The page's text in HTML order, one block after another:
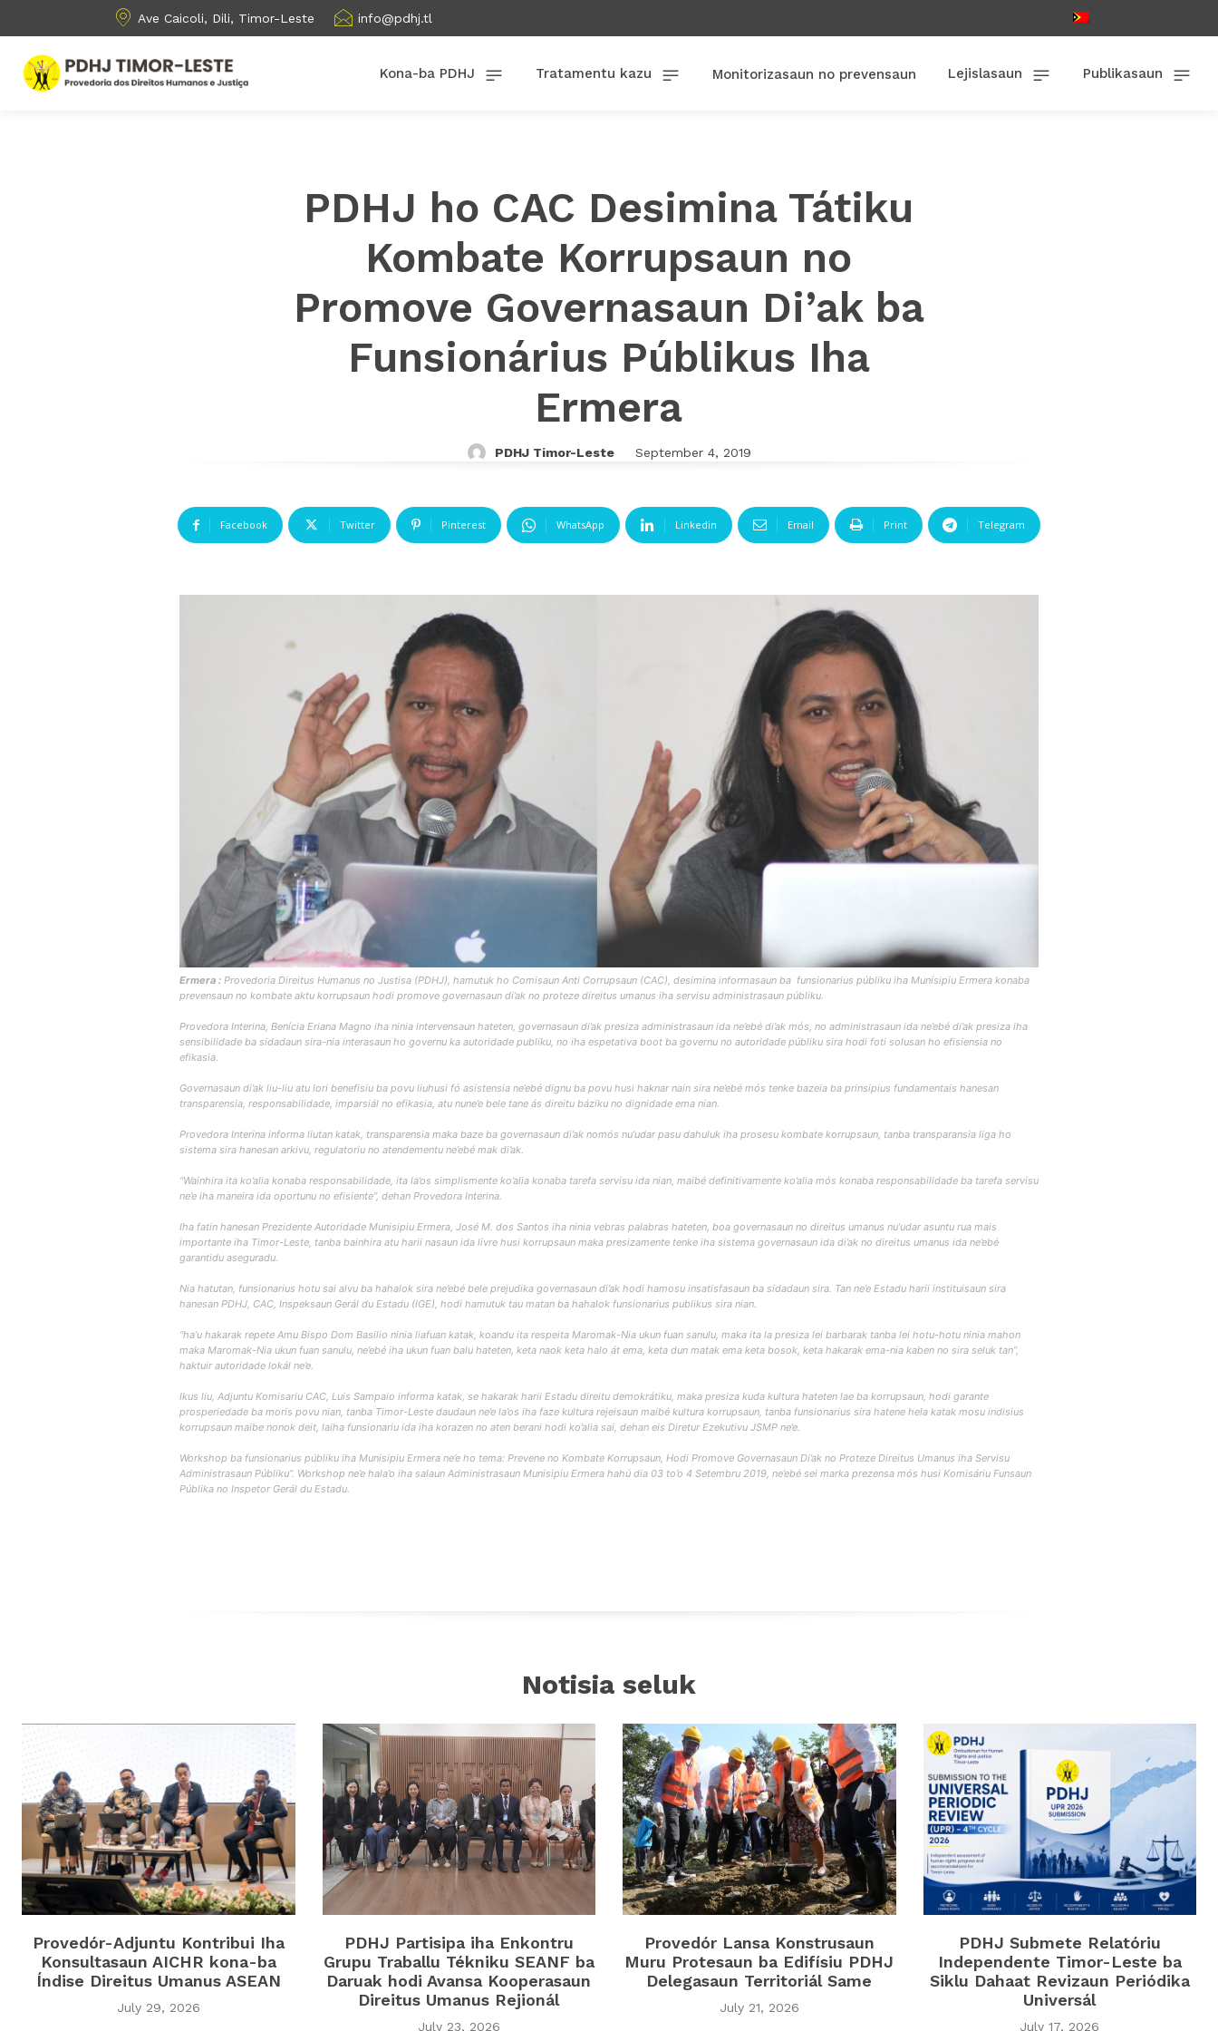
Ave Caicoli, Dili, Timor-Leste info@pdhj.tl
Kona-ba PDHJ Tratamentu kazu Monitorizasaun no prevensaun Lejislasaun Publikasaun
PDHJ ho CAC Desimina Tátiku
Kombate Korrupsaun no
Promove Governasaun Di’ak ba
Funsionárius Públikus Iha
Ermera
PDHJ Timor-Leste September 4, 2019
Facebook Twitter Pinterest WhatsApp Linkedin Email Print Telegram
Ermera : Provedoria Direitus Humanus no Justisa (PDHJ), hamutuk ho Comisaun Anti Corrupsaun (CAC), desimina informasaun ba funsionarius públiku iha Munísipiu Ermera konaba
prevensaun no kombate aktu korrupsaun hodi promove governasaun di’ak no proteze direitus umanus iha servisu administrasaun públiku.
Provedora Interina, Benícia Eriana Magno iha ninia intervensaun hateten, governasaun di’ak presiza administrasaun ida ne’ebé di’ak mós, no administrasaun ida ne’ebé di’ak presiza iha
sensibilidade ba sidadaun sira-nia interasaun ho governu ka autoridade publiku, no iha espetativa boot ba governu no autoridade públiku sira hodi foti solusan ho efisiensia no
efikasia.
Governasaun di’ak liu-liu atu lori benefisiu ba povu liuhusi fó asistensia ne’ebé dignu ba povu husi haknar nain sira ne’ebé mós tenke bazeia ba prinsipius fundamentais hanesan
transparensia, responsabilidade, imparsiál no efikasia, atu nune’e bele tane ás direitu báziku no dignidade ema nian.
Provedora Interina informa liutan katak, transparensia maka baze ba governasaun di’ak nomós nu’udar pasu dahuluk iha prosesu kombate korrupsaun, tanba transparansia liga ho
sistema sira hanesan arkivu, regulatoriu no atendementu ne’ebé mak di’ak.
“Wainhira ita ko’alia konaba responsabilidade, ita la’os simplismente ko’alia konaba tarefa servisu ida nian, maibé definitivamente ko’alia mós konaba responsabilidade ba tarefa servisu
ne’e iha maneira ida oportunu no efisiente”, dehan Provedora Interina.
Iha fatin hanesan Prezidente Autoridade Munisipiu Ermera, José M. dos Santos iha ninia vebras palabras hateten, boa governasaun no direitus umanus nu’udar asuntu rua mais
importante iha Timor-Leste, tanba bainhira atu harii nasaun ida livre husi korrupsaun maka presizamente tenke iha sistema governasaun ida di’ak no direitus umanus ida ne’ebé
garantidu aseguradu.
Nia hatutan, funsionarius hotu sai alvu ba hahalok sira ne’ebé bele prejudika governasaun di’ak hodi hamosu insatisfasaun ba sidadaun sira. Tan ne’e Estadu harii instituisaun sira
hanesan PDHJ, CAC, Inspeksaun Gerál du Estadu (IGE), hodi hamutuk tau matan ba hahalok funsionarius publikus sira nian.
“ha’u hakarak repete Amu Bispo Dom Basilio ninia liafuan katak, koandu ita respeita Maromak-Nia ukun fuan sanulu, maka ita la presiza lei barbarak tanba lei hotu-hotu ninia mahon
maka Maromak-Nia ukun fuan sanulu, ne’ebé iha ukun fuan balu hateten, keta naok keta halo át ema, keta dun matak ema keta bosok, keta hakarak ema-nia kaben no sira seluk tan”,
haktuir autoridade lokál ne’e.
Ikus liu, Adjuntu Komisariu CAC, Luis Sampaio informa katak, se hakarak harii Estadu direitu demokrátiku, maka presiza kuda kultura hateten lae ba korrupsaun, hodi garante
prosperiedade ba moris povu nian, tanba Timor-Leste daudaun ne’e la’os iha faze kultura rejeisaun maibé kultura korrupsaun, tanba funsionarius sira hatene hela katak mosu indisius
korrupsaun maibe nonok deit, laiha funsionariu ida iha korazen no aten berani hodi ko’alia sai, dehan eis Diretur Ezekutivu JSMP ne’e.
Workshop ba funsionarius públiku iha Munisipiu Ermera ne’e ho tema: Prevene no Kombate Korrupsaun, Hodi Promove Governasaun Di’ak no Proteze Direitus Umanus iha Servisu
Administrasaun Públiku”. Workshop ne’e hala’o iha salaun Administrasaun Munisipiu Ermera hahú dia 03 to’o 4 Setembru 2019, ne’ebé sei marka prezensa mós husi Komisáriu Funsaun
Públika no Inspetor Gerál du Estadu.
Notisia seluk
Provedór-Adjuntu Kontribui Iha
Konsultasaun AICHR kona-ba
Índise Direitus Umanus ASEAN
July 29, 2026
PDHJ Partisipa iha Enkontru
Grupu Traballu Tékniku SEANF ba
Daruak hodi Avansa Kooperasaun
Direitus Umanus Rejionál
July 23, 2026
Provedór Lansa Konstrusaun
Muru Protesaun ba Edifísiu PDHJ
Delegasaun Territoriál Same
July 21, 2026
PDHJ Submete Relatóriu
Independente Timor-Leste ba
Siklu Dahaat Revizaun Periódika
Universál
July 17, 2026